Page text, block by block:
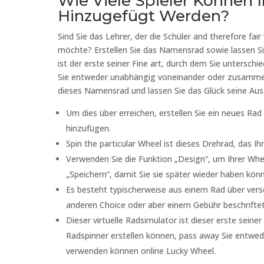
Hinzugefügt Werden?
Sind Sie das Lehrer, der die Schüler and therefore
möchte? Erstellen Sie das Namensrad sowie lassen
ist der erste seiner Fine art, durch dem Sie
Sie entweder unabhängig voneinander oder
dieses Namensrad und lassen Sie das Glück seine
Um dies über erreichen, erstellen Sie ein neues
hinzufügen.
Spin the particular Wheel ist dieses Drehrad, das
Verwenden Sie die Funktion „Design“, um Ihrer
„Speichern“, damit Sie sie später wieder haben
Es besteht typischerweise aus einem Rad über
anderen Choice oder aber einem Gebühr
Dieser virtuelle Radsimulator ist dieser erste
Radspinner erstellen können, pass away Sie
verwenden können online Lucky Wheel.